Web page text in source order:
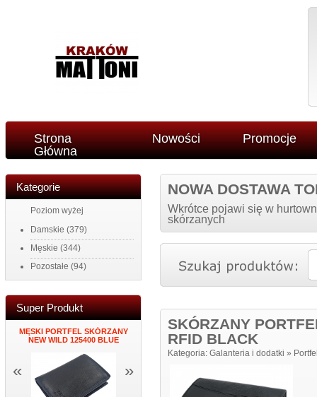
Strona
Główna
Nowości Promocje
Kategorie
Poziom wyżej
Damskie (379)
Męskie (344)
Pozostałe (94)
Super Produkt
MĘSKI PORTFEL SKÓRZANY
NEW WILD 125400 BLUE
ZEGAR NAKLEJANY NA
ŚCIANĘ NEW 5013 BLACK
PORTFEL
« »
NOWA DOSTAWA
Wkrótce pojawi się w
skórzanych
SKÓRZANY
RFID BLACK
Kategoria: Galanteria i dodatki »